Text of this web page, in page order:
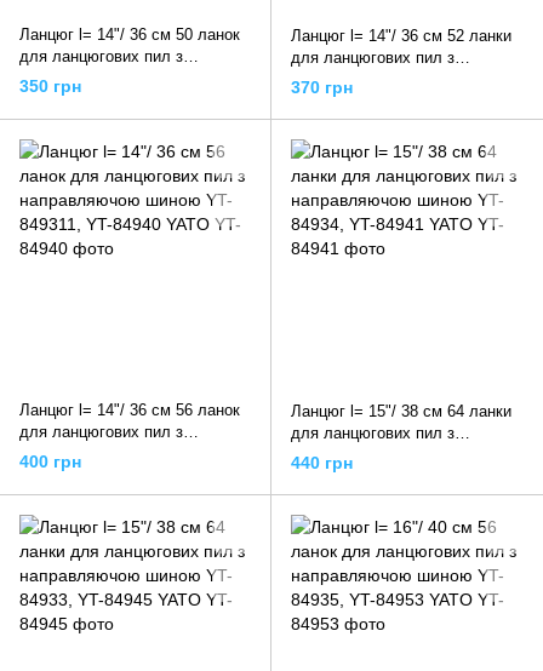
Ланцюг l= 14"/ 36 см 50 ланок
для ланцюгових пил з
направляючою шиною YT-
84930, YT-84950 YATO
350 грн
Ланцюг l= 14"/ 36 см 52 ланки
для ланцюгових пил з
направляючою шиною YT-
84931, YT-84951 YATO
370 грн
Ланцюг l= 14"/ 36 см 56 ланок
для ланцюгових пил з
направляючою шиною YT-
849311, YT-84940 YATO
400 грн
Ланцюг l= 15"/ 38 см 64 ланки
для ланцюгових пил з
направляючою шиною YT-
84934, YT-84941 YATO
440 грн